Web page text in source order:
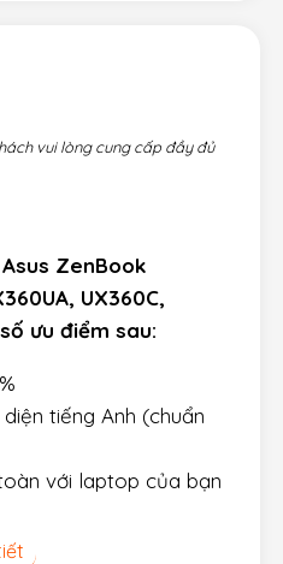
vui lòng cung cấp đầy đủ
ZenBook
UX360C,
ưu điểm sau:
tiếng Anh (chuẩn
với laptop của bạn